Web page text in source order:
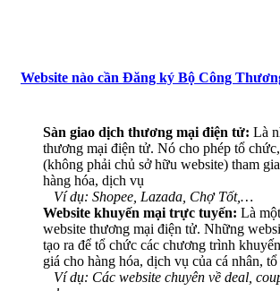
Website nào cần Đăng ký Bộ Công
Sàn giao dịch thương mại điện tử: Là
thương mại điện tử. Nó cho phép tổ
(không phải chủ sở hữu website) tham
hàng hóa, dịch vụ
Ví dụ: Shopee, Lazada, Chợ Tốt,…
Website khuyến mại trực tuyến: Là
website thương mại điện tử. Những
tạo ra để tổ chức các chương trình
giá cho hàng hóa, dịch vụ của cá nhân,
Ví dụ: Các website chuyên về deal,